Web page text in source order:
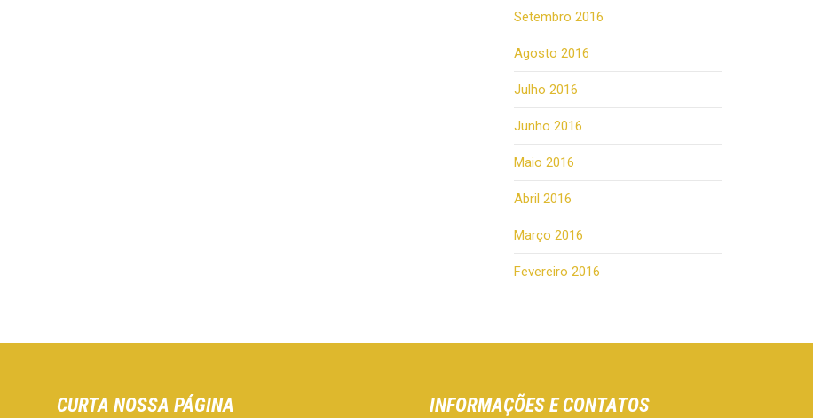
Setembro 2016
Agosto 2016
Julho 2016
Junho 2016
Maio 2016
Abril 2016
Março 2016
Fevereiro 2016
CURTA NOSSA PÁGINA INFORMAÇÕES E CONTATOS